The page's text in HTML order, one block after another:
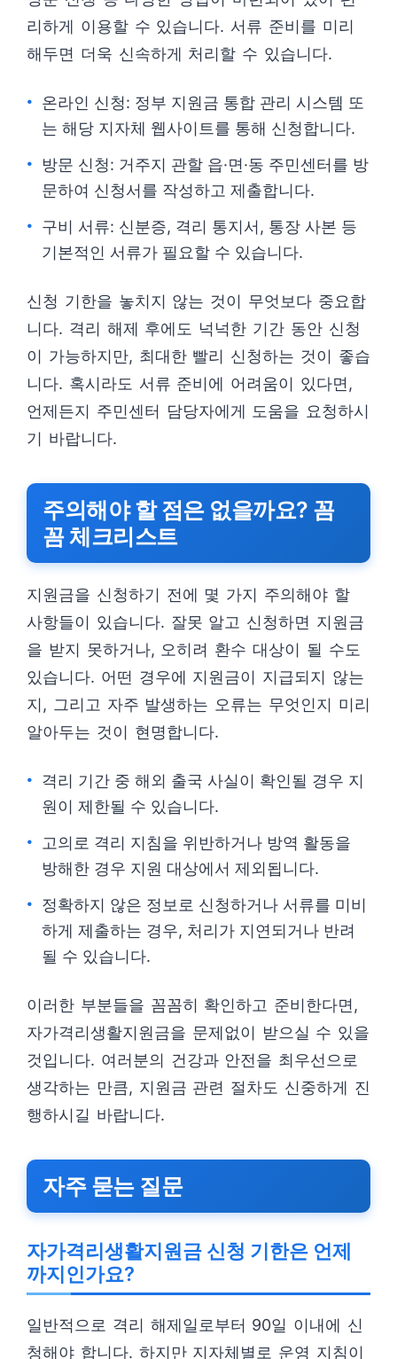
리하게 이용할 수 있습니다. 서류 준비를 미리
해두면 더욱 신속하게 처리할 수 있습니다.
온라인 신청: 정부 지원금 통합 관리 시스템 또
는 해당 지자체 웹사이트를 통해 신청합니다.
방문 신청: 거주지 관할 읍·면·동 주민센터를 방
문하여 신청서를 작성하고 제출합니다.
구비 서류: 신분증, 격리 통지서, 통장 사본 등
기본적인 서류가 필요할 수 있습니다.
신청 기한을 놓치지 않는 것이 무엇보다 중요합
니다. 격리 해제 후에도 넉넉한 기간 동안 신청
이 가능하지만, 최대한 빨리 신청하는 것이 좋습
니다. 혹시라도 서류 준비에 어려움이 있다면,
언제든지 주민센터 담당자에게 도움을 요청하시
기 바랍니다.
주의해야 할 점은 없을까요? 꼼
꼼 체크리스트
지원금을 신청하기 전에 몇 가지 주의해야 할
사항들이 있습니다. 잘못 알고 신청하면 지원금
을 받지 못하거나, 오히려 환수 대상이 될 수도
있습니다. 어떤 경우에 지원금이 지급되지 않는
지, 그리고 자주 발생하는 오류는 무엇인지 미리
알아두는 것이 현명합니다.
격리 기간 중 해외 출국 사실이 확인될 경우 지
원이 제한될 수 있습니다.
고의로 격리 지침을 위반하거나 방역 활동을
방해한 경우 지원 대상에서 제외됩니다.
정확하지 않은 정보로 신청하거나 서류를 미비
하게 제출하는 경우, 처리가 지연되거나 반려
될 수 있습니다.
이러한 부분들을 꼼꼼히 확인하고 준비한다면,
자가격리생활지원금을 문제없이 받으실 수 있을
것입니다. 여러분의 건강과 안전을 최우선으로
생각하는 만큼, 지원금 관련 절차도 신중하게 진
행하시길 바랍니다.
자주 묻는 질문
자가격리생활지원금 신청 기한은 언제
까지인가요?
일반적으로 격리 해제일로부터 90일 이내에 신
청해야 합니다. 하지만 지자체별로 운영 지침이